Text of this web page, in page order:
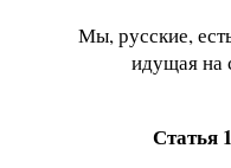
Мы, русские,
идущая на
Статья